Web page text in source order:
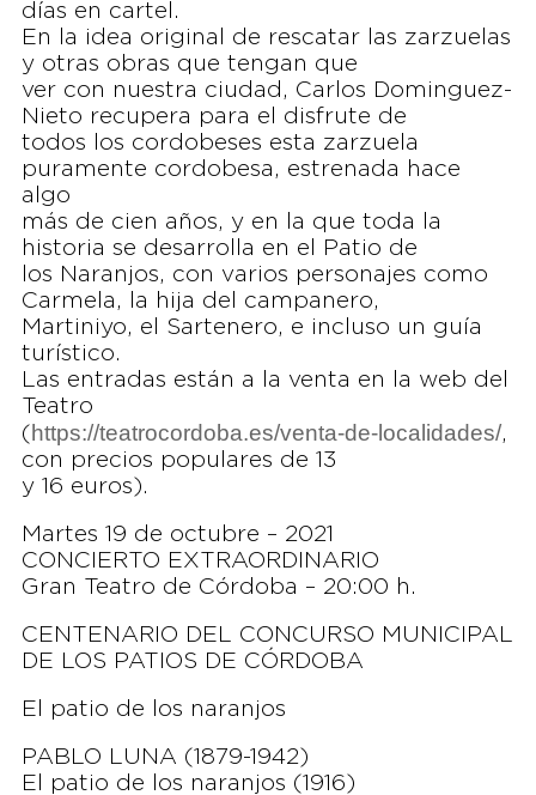
días en cartel.
En la idea original de rescatar las zarzuelas
y otras obras que tengan que
ver con nuestra ciudad, Carlos Dominguez-
Nieto recupera para el disfrute de
todos los cordobeses esta zarzuela
puramente cordobesa, estrenada hace
algo
más de cien años, y en la que toda la
historia se desarrolla en el Patio de
los Naranjos, con varios personajes como
Carmela, la hija del campanero,
Martiniyo, el Sartenero, e incluso un guía
turístico.
Las entradas están a la venta en la web del
Teatro
( https://teatrocordoba.es/venta-de-localidades/,
con precios populares de 13
y 16 euros).
Martes 19 de octubre – 2021
CONCIERTO EXTRAORDINARIO
Gran Teatro de Córdoba – 20:00 h.
CENTENARIO DEL CONCURSO MUNICIPAL
DE LOS PATIOS DE CÓRDOBA
El patio de los naranjos
PABLO LUNA (1879-1942)
El patio de los naranjos (1916)